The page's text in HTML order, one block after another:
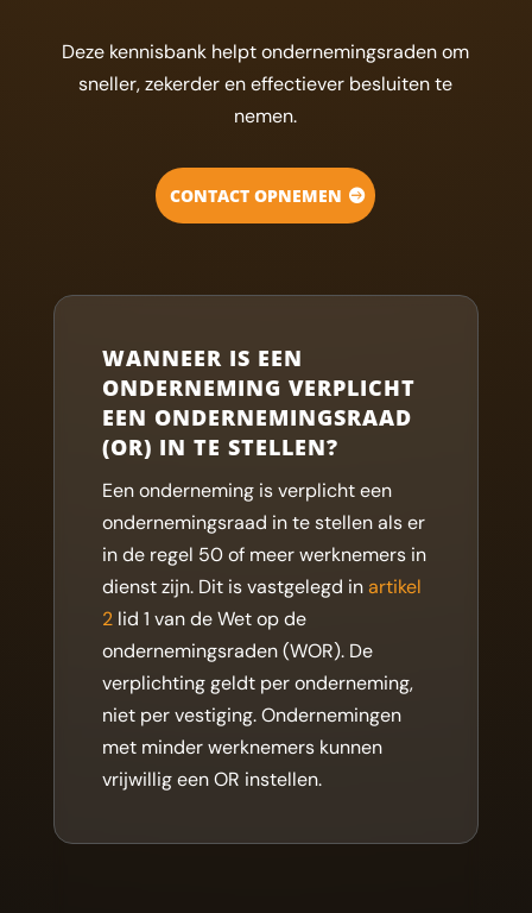
Deze kennisbank helpt ondernemingsraden om
sneller, zekerder en effectiever besluiten te
nemen.
CONTACT OPNEMEN
WANNEER IS EEN
ONDERNEMING VERPLICHT
EEN ONDERNEMINGSRAAD
(OR) IN TE STELLEN?
Een onderneming is verplicht een
ondernemingsraad in te stellen als er
in de regel 50 of meer werknemers in
dienst zijn. Dit is vastgelegd inartikel
2lid 1 van de Wet op de
ondernemingsraden (WOR). De
verplichting geldt per onderneming,
niet per vestiging. Ondernemingen
met minder werknemers kunnen
vrijwillig een OR instellen.